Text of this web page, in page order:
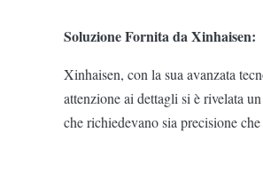
Soluzione Fornita da Xinhaisen:
Xinhaisen, con la sua avanzata
attenzione ai dettagli si è rivelata
che richiedevano sia precisione